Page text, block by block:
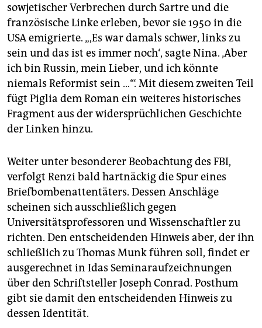
sowjetischer Verbrechen durch Sartre und die
französische Linke erleben, bevor sie 1950 in die
USA emigrierte. „,Es war damals schwer, links zu
sein und das ist es immer noch‘, sagte Nina. ‚Aber
ich bin Russin, mein Lieber, und ich könnte
niemals Reformist sein …‘“. Mit diesem zweiten Teil
fügt Piglia dem Roman ein weiteres historisches
Fragment aus der widersprüchlichen Geschichte
der Linken hinzu.
Weiter unter besonderer Beobachtung des FBI,
verfolgt Renzi bald hartnäckig die Spur eines
Briefbombenattentäters. Dessen Anschläge
scheinen sich ausschließlich gegen
Universitätsprofessoren und Wissenschaftler zu
richten. Den entscheidenden Hinweis aber, der ihn
schließlich zu Thomas Munk führen soll, findet er
ausgerechnet in Idas Seminaraufzeichnungen
über den Schriftsteller Joseph Conrad. Posthum
gibt sie damit den entscheidenden Hinweis zu
dessen Identität.